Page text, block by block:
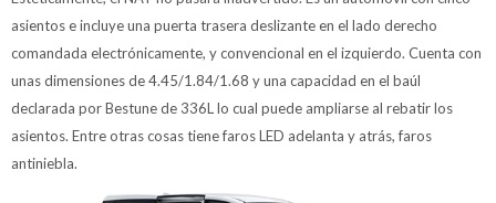
asientos e incluye una puerta trasera deslizante en el lado derecho
comandada electrónicamente, y convencional en el izquierdo. Cuenta con
unas dimensiones de 4.45/1.84/1.68 y una capacidad en el baúl
declarada por Bestune de 336L lo cual puede ampliarse al rebatir los
asientos. Entre otras cosas tiene faros LED adelanta y atrás, faros
antiniebla.